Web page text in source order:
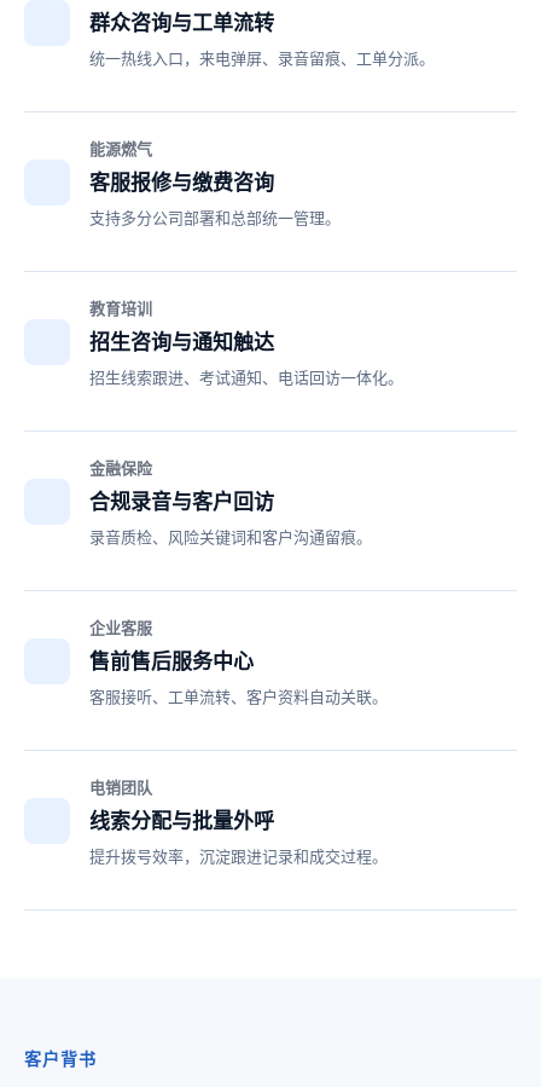
群众咨询与工单流转
统一热线入口，来电弹屏、录音留痕、工单分派。
能源燃气
客服报修与缴费咨询
支持多分公司部署和总部统一管理。
教育培训
招生咨询与通知触达
招生线索跟进、考试通知、电话回访一体化。
金融保险
合规录音与客户回访
录音质检、风险关键词和客户沟通留痕。
企业客服
售前售后服务中心
客服接听、工单流转、客户资料自动关联。
电销团队
线索分配与批量外呼
提升拨号效率，沉淀跟进记录和成交过程。
客户背书